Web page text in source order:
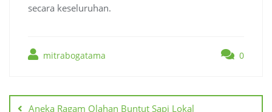
secara keseluruhan.
mitrabogatama 0
posAneka Ragam Olahan Buntut Sapi Lokal